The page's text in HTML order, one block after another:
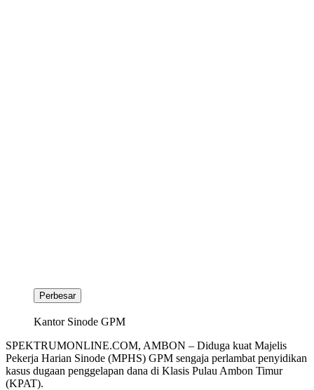
Perbesar
Kantor Sinode GPM
SPEKTRUMONLINE.COM, AMBON – Diduga kuat Majelis
Pekerja Harian Sinode (MPHS) GPM sengaja perlambat penyidikan
kasus dugaan penggelapan dana di Klasis Pulau Ambon Timur
(KPAT).